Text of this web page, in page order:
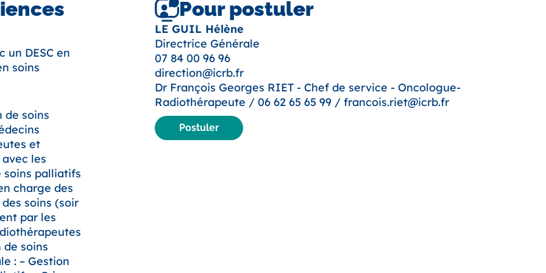
DESC en
soins
de soins
et
les
soins palliatifs
charge des
soins (soir
par les
soins
: – Gestion
Pour postuler
LE GUIL Hélène
Directrice Générale
07 84 00 96 96
direction@icrb.fr
Dr François Georges RIET - Chef de service - Oncologue-
Radiothérapeute / 06 62 65 65 99 / francois.riet@icrb.fr
Postuler